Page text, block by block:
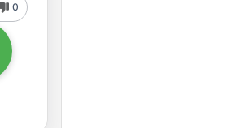
0